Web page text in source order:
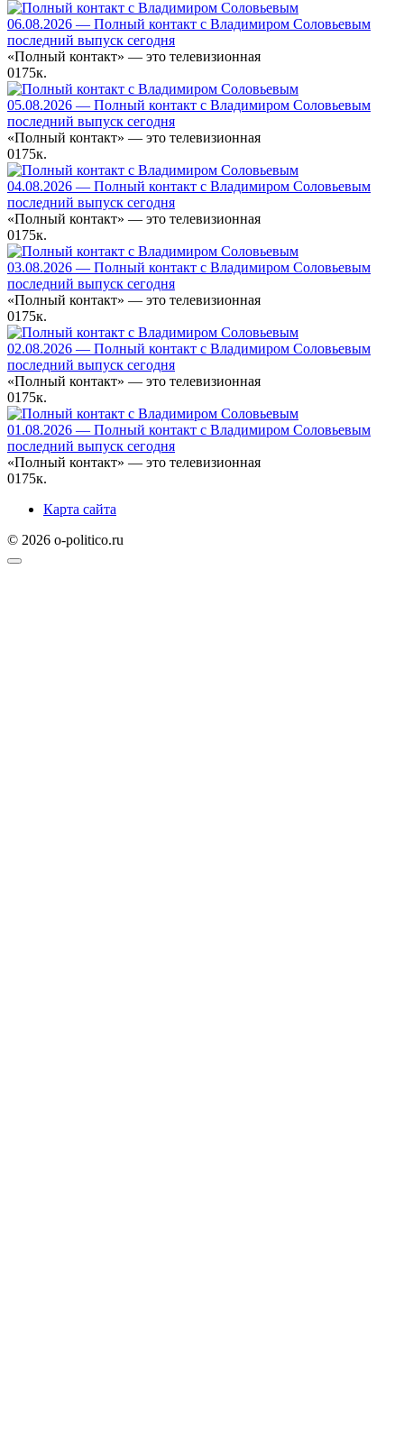
06.08.2026 — Полный контакт с Владимиром Соловьевым
последний выпуск сегодня
«Полный контакт» — это телевизионная
0175к.
05.08.2026 — Полный контакт с Владимиром Соловьевым
последний выпуск сегодня
«Полный контакт» — это телевизионная
0175к.
04.08.2026 — Полный контакт с Владимиром Соловьевым
последний выпуск сегодня
«Полный контакт» — это телевизионная
0175к.
03.08.2026 — Полный контакт с Владимиром Соловьевым
последний выпуск сегодня
«Полный контакт» — это телевизионная
0175к.
02.08.2026 — Полный контакт с Владимиром Соловьевым
последний выпуск сегодня
«Полный контакт» — это телевизионная
0175к.
01.08.2026 — Полный контакт с Владимиром Соловьевым
последний выпуск сегодня
«Полный контакт» — это телевизионная
0175к.
Карта сайта
© 2026 o-politico.ru